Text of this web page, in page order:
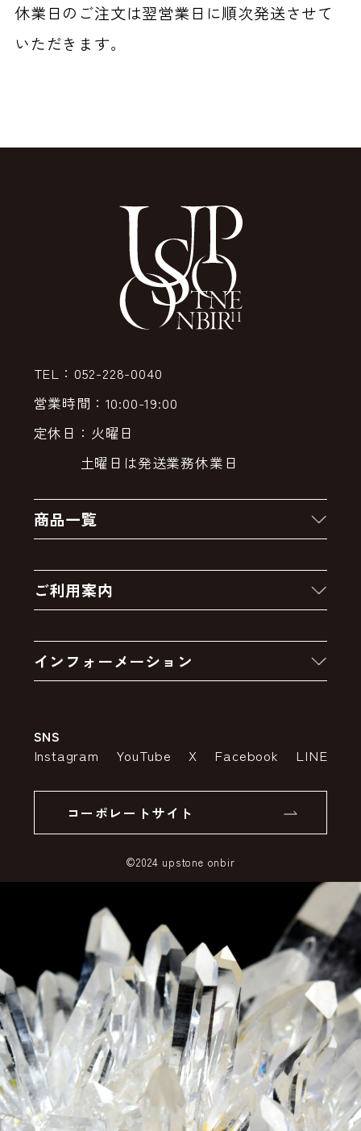
休業日のご注文は翌営業日に順次発送させて
いただきます。
TEL：052-228-0040
営業時間：10:00-19:00
定休日：火曜日
土曜日は発送業務休業日
商品一覧
クーポン
卸販売・大量注文
ご利用案内
お支払いについて
ポイントについて
インフォーメーション
特定商取引法の表示
SSLサーバー証明書とは
SNS
Instagram YouTube X Facebook LINE
コーポレートサイト
©2024 upstone onbir